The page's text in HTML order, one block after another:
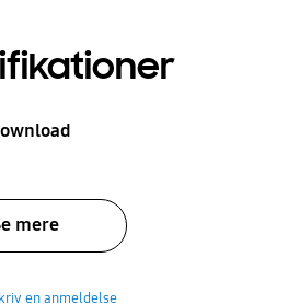
mere
en anmeldelse